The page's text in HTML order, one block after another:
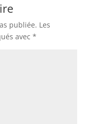
publiée. Les
avec *